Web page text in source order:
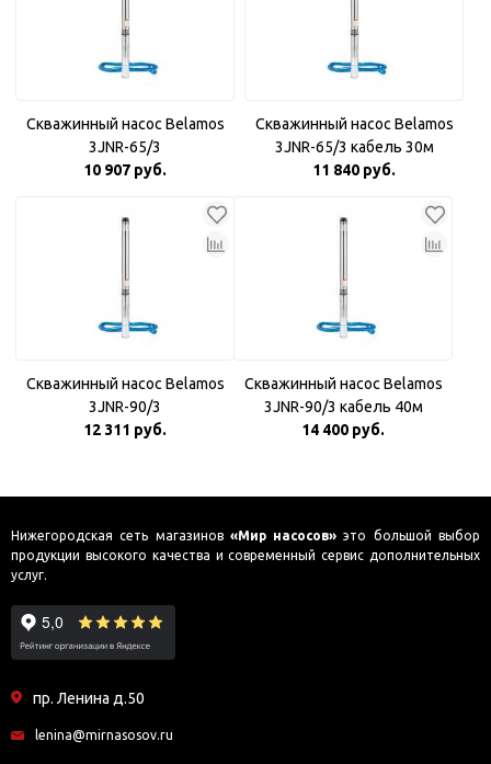
Скважинный насос Belamos
3JNR-65/3
10 907 руб.
Скважинный насос Belamos
3JNR-65/3 кабель 30м
11 840 руб.
Скважинный насос Belamos
3JNR-90/3
12 311 руб.
Скважинный насос Belamos
3JNR-90/3 кабель 40м
14 400 руб.
Нижегородская сеть магазинов «Мир насосов» это большой выбор
продукции высокого качества и современный сервис дополнительных
услуг.
пр. Ленина д.50
lenina@mirnasosov.ru